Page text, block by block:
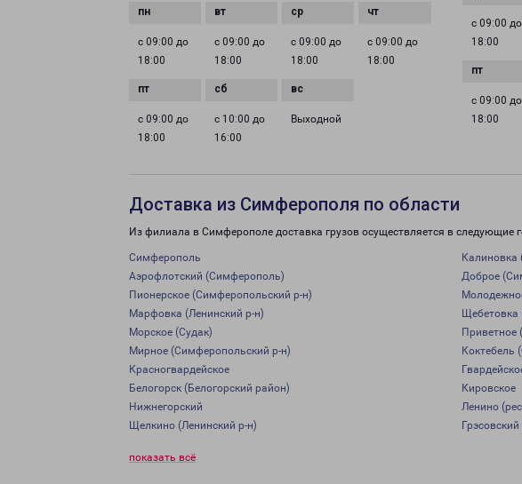
с 09:00 до
18:00
с 09:00 до
18:00
с 09:00 до
18:00
с 09:00 до
18:00
с 09:00 до
18:00
с 10:00 до
16:00
Выходной
с 09:00 до
18:00
с 09:00 до
18:00
Доставка из Симферополя по области
Из филиала в Симферополе доставка грузов осуществляется в следующие
Симферополь Калиновка
Аэрофлотский (Симферополь)
Доброе
Пионерское (Симферопольский р-н)
Марфовка (Ленинский р-н)
Щебетовка
Морское (Судак)
Приветное
Мирное (Симферопольский р-н)
Коктебель
Красногвардейское
Белогорск (Белогорский район)
Кировское
Нижнегорский
Ленино
Щелкино (Ленинский р-н)
показать всё